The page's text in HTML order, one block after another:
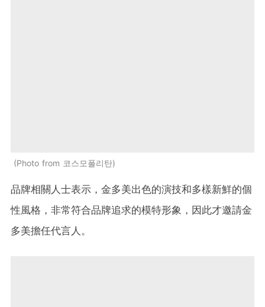
Photo from 코스모폴리탄
品牌相關人士表示，金多美出色的演技和多樣新鮮的個
性風格，非常符合品牌追求的模特形象，因此才邀請金
多美擔任代言人。